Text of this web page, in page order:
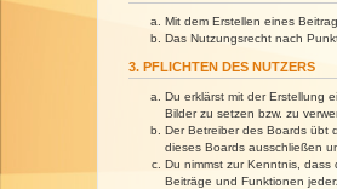
Mit dem Erstellen eines
Das Nutzungsrecht nach
3. PFLICHTEN DES NUTZERS
Du erklärst mit der Erstellung
Bilder zu setzen bzw. zu
Der Betreiber des Boards übt
dieses Boards ausschließen
Du nimmst zur Kenntnis,
Beiträge und Funktionen